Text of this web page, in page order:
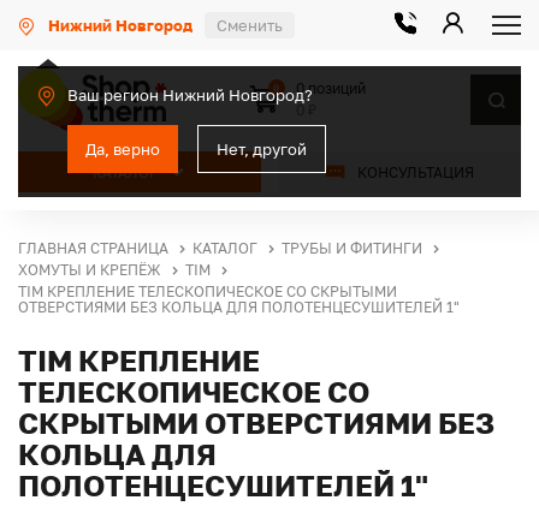
Нижний Новгород Сменить
Ваш регион Нижний Новгород?
Да, верно Нет, другой
КАТАЛОГ КОНСУЛЬТАЦИЯ
0
0 позиций
ГЛАВНАЯ СТРАНИЦА КАТАЛОГ
ТРУБЫ И ФИТИНГИ
ХОМУТЫ И КРЕПЁЖ
TIM
TIM КРЕПЛЕНИЕ ТЕЛЕСКОПИЧЕСКОЕ СО СКРЫТЫМИ
ОТВЕРСТИЯМИ БЕЗ КОЛЬЦА ДЛЯ ПОЛОТЕНЦЕСУШИТЕЛЕЙ 1"
TIM КРЕПЛЕНИЕ
ТЕЛЕСКОПИЧЕСКОЕ СО
СКРЫТЫМИ ОТВЕРСТИЯМИ БЕЗ
КОЛЬЦА ДЛЯ
ПОЛОТЕНЦЕСУШИТЕЛЕЙ 1"